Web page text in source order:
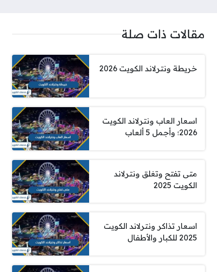
مقالات ذات صلة
خريطة ونترلاند الكويت 2026
اسعار العاب ونترلاند الكويت
2026؛ وأجمل 5 ألعاب
متى تفتح وتغلق ونترلاند
الكويت 2025
اسعار تذاكر ونترلاند الكويت
2025 للكبار والأطفال